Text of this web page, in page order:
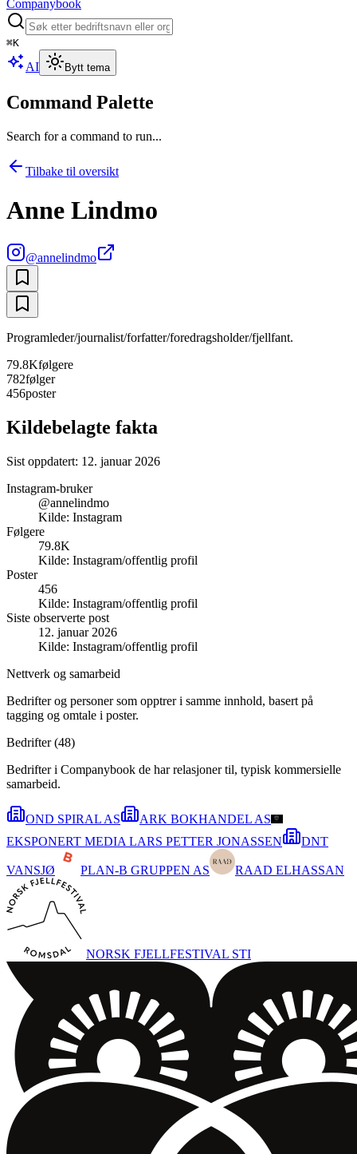
Companybook
⌘K
AI Bytt tema
Command Palette
Search for a command to run...
Tilbake til oversikt
Anne Lindmo
@annelindmo
Programleder/journalist/forfatter/foredragsholder/fjellfant.
79.8Kfølgere
782følger
456poster
Kildebelagte fakta
Sist oppdatert: 12. januar 2026
Instagram-bruker
@annelindmo
Kilde: Instagram
Følgere
79.8K
Kilde: Instagram/offentlig profil
Poster
456
Kilde: Instagram/offentlig profil
Siste observerte post
12. januar 2026
Kilde: Instagram/offentlig profil
Nettverk og samarbeid
Bedrifter og personer som opptrer i samme innhold, basert på
tagging og omtale i poster.
Bedrifter (48)
Bedrifter i Companybook de har relasjoner til, typisk kommersielle
samarbeid.
OND SPIRAL AS
ARK BOKHANDEL AS
EKSPONERT MEDIA LARS PETTER JONASSEN
DNT
VANSJØ PLAN-B GRUPPEN AS RAAD ELHASSAN
NORSK FJELLFESTIVAL STI